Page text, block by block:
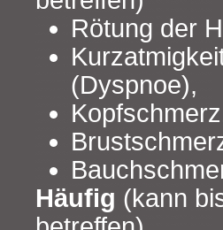
Rötung der
(Dyspnoe),
Häufig (kann